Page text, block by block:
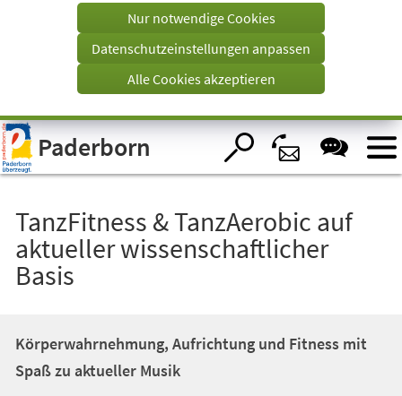
Visuelle
Assistenzsoftware
öffnen.
einem
Tab)
Nur notwendige Cookies
Datenschutzeinstellungen anpassen
Alle Cookies akzeptieren
Paderborn
TanzFitness & TanzAerobic auf
aktueller wissenschaftlicher
Basis
Körperwahrnehmung, Aufrichtung und Fitness mit
Spaß zu aktueller Musik